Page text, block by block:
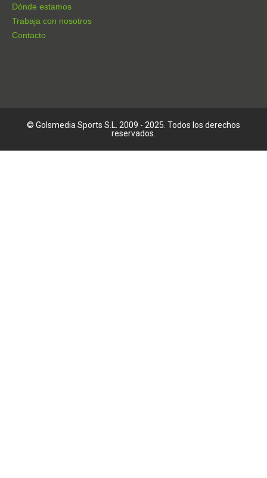
Dónde estamos
Trabaja con nosotros
Contacto
© Golsmedia Sports S.L. 2009 - 2025. Todos los derechos
reservados.